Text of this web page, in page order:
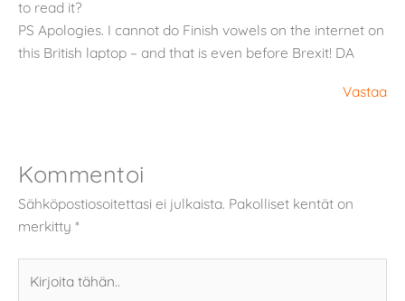
to read it?
PS Apologies. I cannot do Finish vowels on the internet on
this British laptop – and that is even before Brexit! DA
Vastaa
Kommentoi
Sähköpostiosoitettasi ei julkaista. Pakolliset kentät on
merkitty *
tähän..